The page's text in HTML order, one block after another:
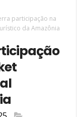
participação na
da Amazônia